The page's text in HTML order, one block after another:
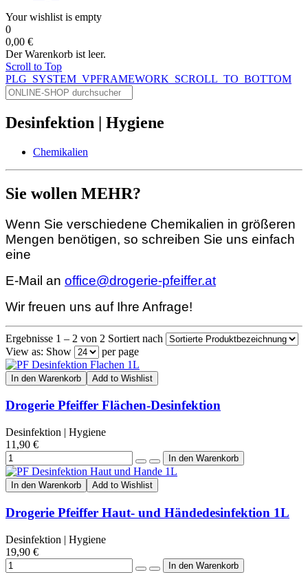
Your wishlist is empty
0
0,00 €
Der Warenkorb ist leer.
Scroll to Top
PLG_SYSTEM_VPFRAMEWORK_SCROLL_TO_BOTTOM
Desinfektion | Hygiene
Chemikalien
Sie wollen MEHR?
Wenn Sie verschiedene Chemikalien in größeren
Mengen benötigen, so schreiben Sie uns einfach
eine
E-Mail an office@drogerie-pfeiffer.at
Wir freuen uns auf Ihre Anfrage!
Ergebnisse 1 – 2 von 2 Sortiert nach
View as: Show per page
In den Warenkorb Add to Wishlist
Drogerie Pfeiffer Flächen-Desinfektion
Desinfektion | Hygiene
11,90 €
In den Warenkorb Add to Wishlist
Drogerie Pfeiffer Haut- und Händedesinfektion 1L
Desinfektion | Hygiene
19,90 €